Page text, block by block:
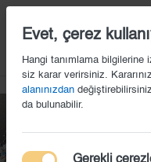
Evet, çerez
Hangi tanımlama
siz karar verirsiniz.
alanınızdan
da bulunabilir.
Gerekli